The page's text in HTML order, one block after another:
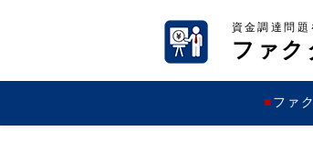
資金調達問
ファク
ファ